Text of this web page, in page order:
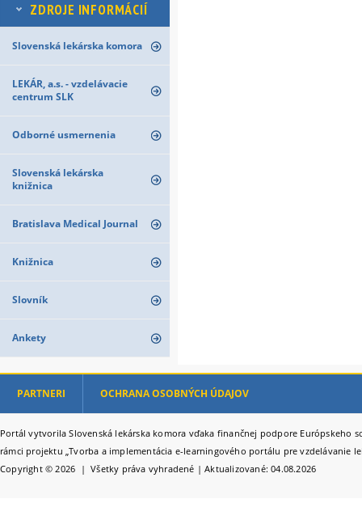
ZDROJE INFORMÁCIÍ
Slovenská lekárska komora
LEKÁR, a.s. - vzdelávacie
centrum SLK
Odborné usmernenia
Slovenská lekárska
knižnica
Bratislava Medical Journal
Knižnica
Slovník
Ankety
PARTNERI OCHRANA OSOBNÝCH ÚDAJOV
Portál vytvorila Slovenská lekárska komora vďaka finančnej podpore Európskeho
rámci projektu „Tvorba a implementácia e-learningového portálu pre vzdelávanie
Copyright © 2026 | Všetky práva vyhradené | Aktualizované: 04.08.2026